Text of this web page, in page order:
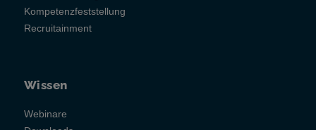
Kompetenzfeststellung
Recruitainment
Wissen
Webinare